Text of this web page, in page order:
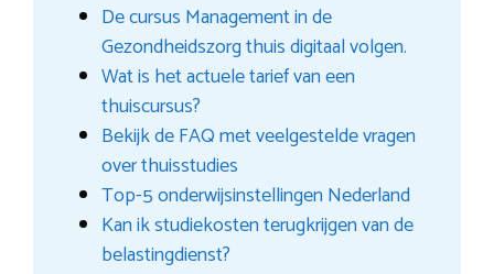
De cursus Management in de
Gezondheidszorg thuis digitaal volgen.
Wat is het actuele tarief van een
thuiscursus?
Bekijk de FAQ met veelgestelde vragen
over thuisstudies
Top-5 onderwijsinstellingen Nederland
Kan ik studiekosten terugkrijgen van de
belastingdienst?